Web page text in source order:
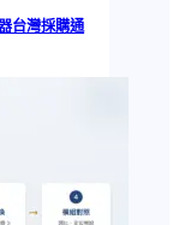
台灣採購通